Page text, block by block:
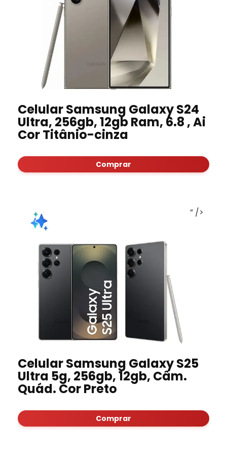
Celular Samsung Galaxy S24
Ultra, 256gb, 12gb Ram, 6.8 , Ai
Cor Titânio-cinza
Comprar
” />
Celular Samsung Galaxy S25
Ultra 5g, 256gb, 12gb, Câm.
Quád. Cor Preto
Comprar